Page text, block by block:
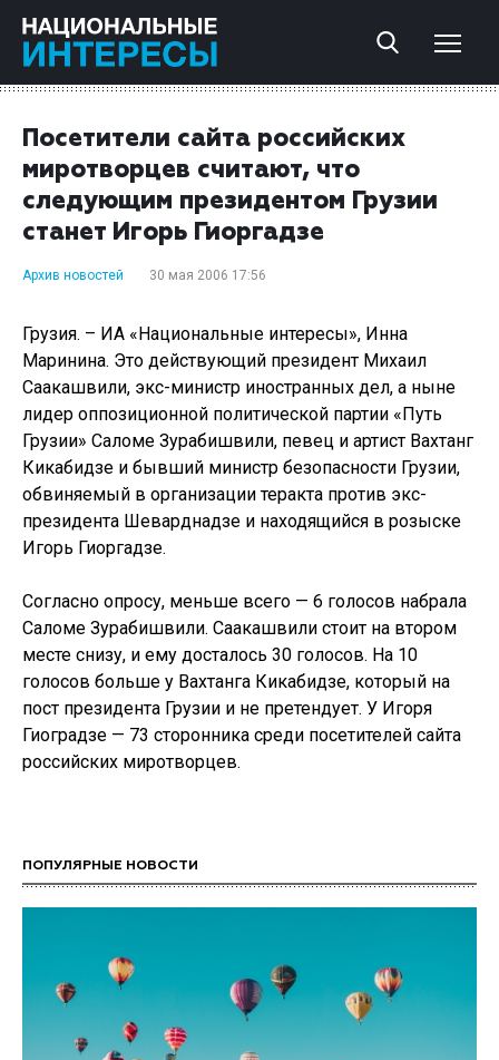
Посетители сайта российских
миротворцев считают, что
следующим президентом Грузии
станет Игорь Гиоргадзе
Архив новостей 30 мая 2006 17:56
Грузия. – ИА «Национальные интересы», Инна
Маринина. Это действующий президент Михаил
Саакашвили, экс-министр иностранных дел, а ныне
лидер оппозиционной политической партии «Путь
Грузии» Саломе Зурабишвили, певец и артист Вахтанг
Кикабидзе и бывший министр безопасности Грузии,
обвиняемый в организации теракта против экс-
президента Шеварднадзе и находящийся в розыске
Игорь Гиоргадзе.
Согласно опросу, меньше всего — 6 голосов набрала
Саломе Зурабишвили. Саакашвили стоит на втором
месте снизу, и ему досталось 30 голосов. На 10
голосов больше у Вахтанга Кикабидзе, который на
пост президента Грузии и не претендует. У Игоря
Гиоградзе — 73 сторонника среди посетителей сайта
российских миротворцев.
ПОПУЛЯРНЫЕ НОВОСТИ